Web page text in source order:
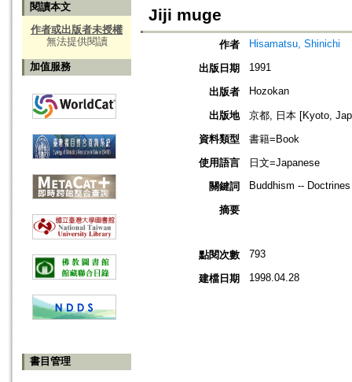
閱讀本文
作者或出版者未授權
無法提供閱讀
加值服務
書目管理
Jiji muge
作者 Hisamatsu, Shinichi
出版日期 1991
出版者 Hozokan
出版地
京都, 日本 [Kyoto,
資料類型
書籍=Book
使用語言
日文=Japanese
關鍵詞
Buddhism -- Doctrines
摘要
點閱次數 793
建檔日期 1998.04.28